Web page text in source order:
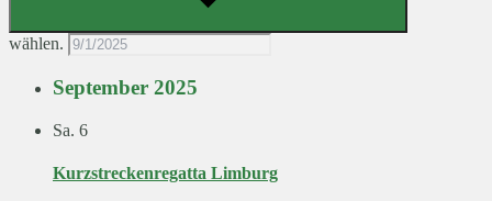
wählen.
September 2025
Sa. 6
Kurzstreckenregatta Limburg